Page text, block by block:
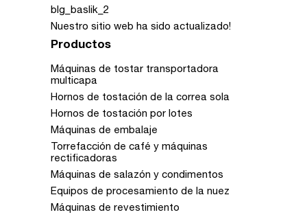
blg_baslik_2
Nuestro sitio web ha sido actualizado!
Productos
Máquinas de tostar transportadora
multicapa
Hornos de tostación de la correa sola
Hornos de tostación por lotes
Máquinas de embalaje
Torrefacción de café y máquinas
rectificadoras
Máquinas de salazón y condimentos
Equipos de procesamiento de la nuez
Máquinas de revestimiento